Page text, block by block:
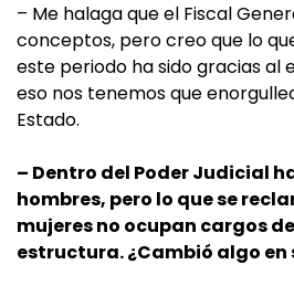
– Me halaga que el Fiscal
conceptos, pero creo que lo
este periodo ha sido gracias al
eso nos tenemos que
Estado.
– Dentro del Poder Judicial
hombres, pero lo que se
mujeres no ocupan cargos
estructura. ¿Cambió algo en